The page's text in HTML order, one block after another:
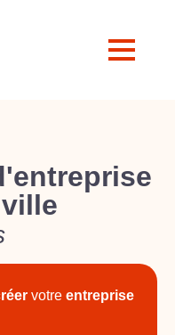
votre entreprise